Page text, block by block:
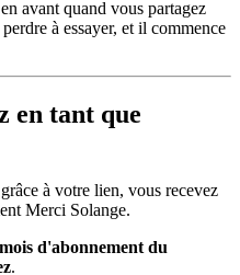
avant quand vous partagez
à essayer, et il commence
en tant que
à votre lien, vous recevez
Merci Solange.
d'abonnement du
.